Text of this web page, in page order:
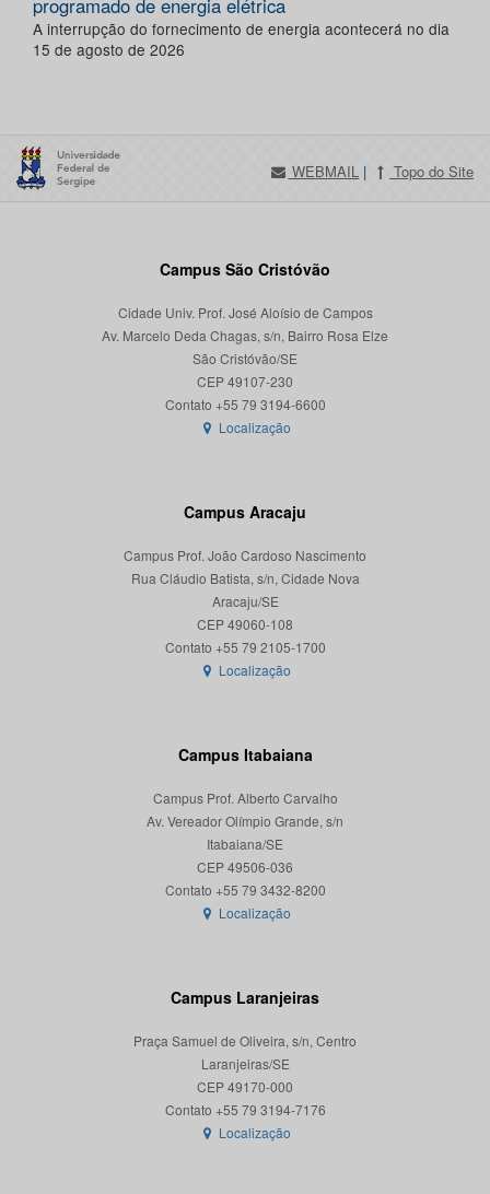
programado de energia elétrica
A interrupção do fornecimento de energia acontecerá no dia
15 de agosto de 2026
WEBMAIL | Topo do Site
Campus São Cristóvão
Cidade Univ. Prof. José Aloísio de Campos
Av. Marcelo Deda Chagas, s/n, Bairro Rosa Elze
São Cristóvão/SE
CEP 49107-230
Localização
Campus Aracaju
Campus Prof. João Cardoso Nascimento
Rua Cláudio Batista, s/n, Cidade Nova
Aracaju/SE
CEP 49060-108
Localização
Campus Itabaiana
Campus Prof. Alberto Carvalho
Av. Vereador Olímpio Grande, s/n
Itabaiana/SE
CEP 49506-036
Localização
Campus Laranjeiras
Praça Samuel de Oliveira, s/n, Centro
Laranjeiras/SE
CEP 49170-000
Localização